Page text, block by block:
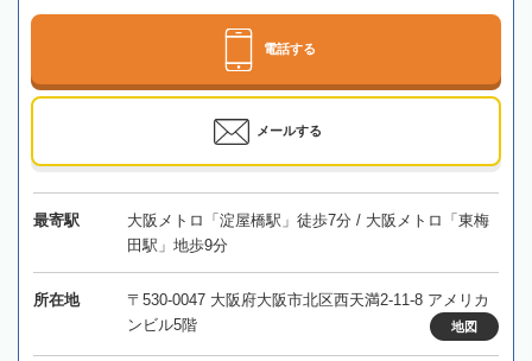
電話する
メールする
最寄駅
大阪メトロ「淀屋橋駅」徒歩7分 / 大阪メトロ「東梅
田駅」地歩9分
所在地
〒530-0047 大阪府大阪市北区西天満2-11-8 アメリカ
ンビル5階
地図